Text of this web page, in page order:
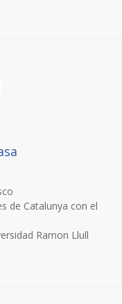
de Catalunya con el
Ramon Llull